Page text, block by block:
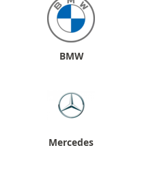
BMW
Mercedes